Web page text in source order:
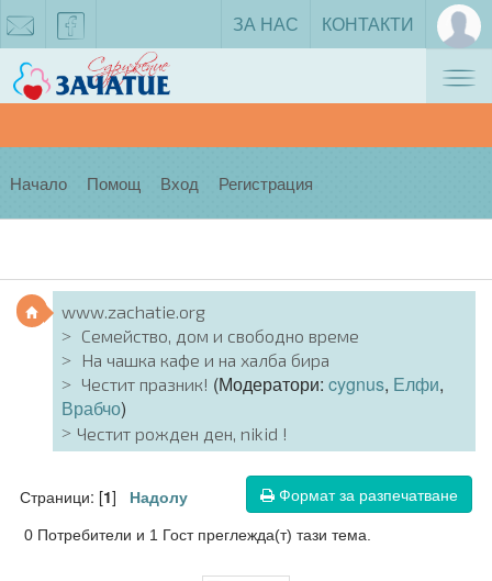
facebook
ЗА НАС КОНТАКТИ
Начало Помощ Вход Регистрация
www.zachatie.org
Семейство, дом и свободно време
На чашка кафе и на халба бира
Честит празник! (Модератори: cygnus, Елфи,
Врабчо)
Честит рожден ден, nikid !
Формат за разпечатване
Страници: [1] Надолу
0 Потребители и 1 Гост преглежда(т) тази тема.